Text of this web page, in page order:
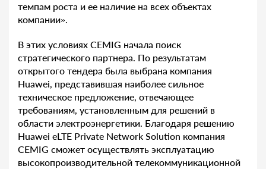
темпам роста и ее наличие на всех объектах
компании».
В этих условиях CEMIG начала поиск
стратегического партнера. По результатам
открытого тендера была выбрана компания
Huawei, представившая наиболее сильное
техническое предложение, отвечающее
требованиям, установленным для решений в
области электроэнергетики. Благодаря решению
Huawei eLTE Private Network Solution компания
CEMIG сможет осуществлять эксплуатацию
высокопроизводительной телекоммуникационной